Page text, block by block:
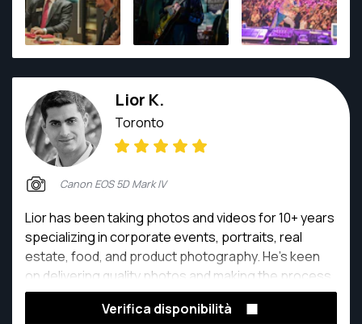
Lior K.
Toronto
Canon EOS 5D Mark IV
Lior has been taking photos and videos for 10+ years
specializing in corporate events, portraits, real
estate, food, and product photography. He's keen
on delivering quality photos and making the process
easy for everyone. Customer satisfaction and a full
battery is his number one priority.
Verifica disponibilità